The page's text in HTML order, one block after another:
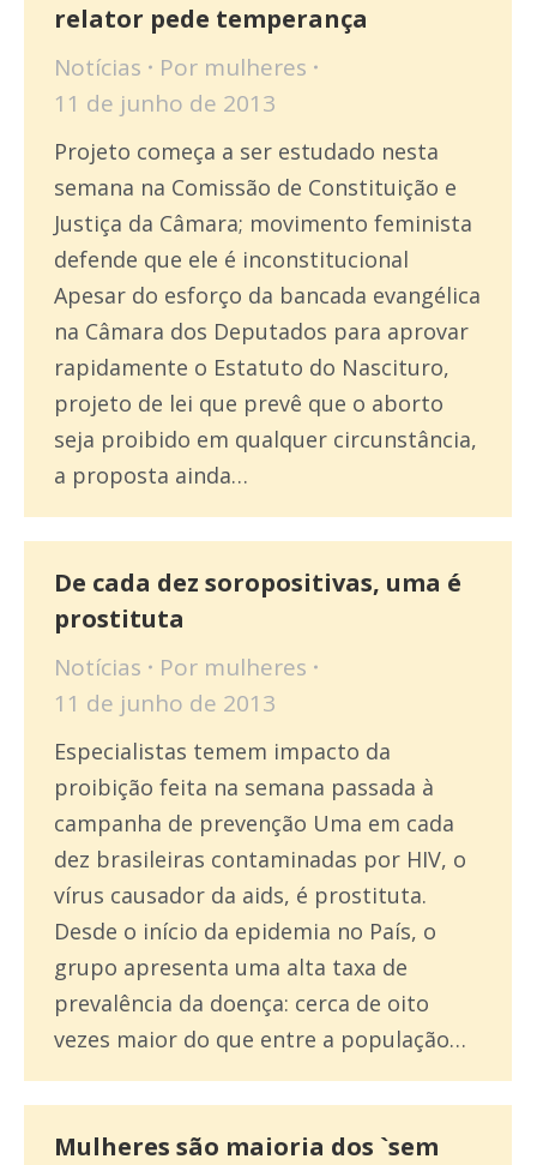
relator pede temperança
Notícias Por mulheres
11 de junho de 2013
Projeto começa a ser estudado nesta
semana na Comissão de Constituição e
Justiça da Câmara; movimento feminista
defende que ele é inconstitucional
Apesar do esforço da bancada evangélica
na Câmara dos Deputados para aprovar
rapidamente o Estatuto do Nascituro,
projeto de lei que prevê que o aborto
seja proibido em qualquer circunstância,
a proposta ainda…
De cada dez soropositivas, uma é
prostituta
Notícias Por mulheres
11 de junho de 2013
Especialistas temem impacto da
proibição feita na semana passada à
campanha de prevenção Uma em cada
dez brasileiras contaminadas por HIV, o
vírus causador da aids, é prostituta.
Desde o início da epidemia no País, o
grupo apresenta uma alta taxa de
prevalência da doença: cerca de oito
vezes maior do que entre a população…
Mulheres são maioria dos `sem